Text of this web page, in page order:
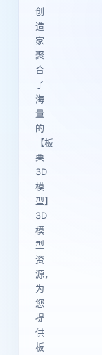
创
造
家
聚
合
了
海
量
的
【板
栗
3D
模
型】
3D
模
型
资
源，
为
您
提
供
板